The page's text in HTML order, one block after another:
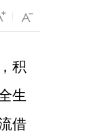
积
生
借